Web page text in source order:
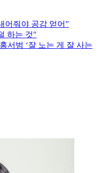
어줘야 공감 얻어”
하는 것"
서범 ‘잘 노는 게 잘 사는